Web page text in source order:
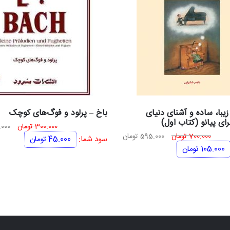
ساده و آشنای دنیای
پیانو (کتاب اول)
700.000تومان قیمت
595.000 تومان
105.000 تومان
باخ – پرلود و فوگ‌های کوچک
300.000تومان
سود شما: 45.000تومان